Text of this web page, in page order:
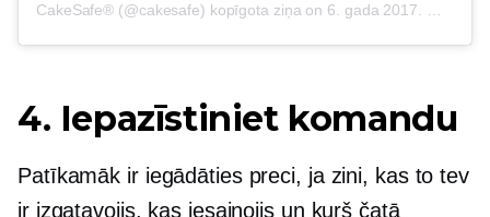
CakeSafe® (@cakesafe) kopīgota ziņaon 6. gada 2017. martā plkst. 1:38 PST
4. Iepazīstiniet komandu
Patīkamāk ir iegādāties preci, ja zini, kas to tev
ir izgatavojis, kas iesaiņojis un kurš čatā